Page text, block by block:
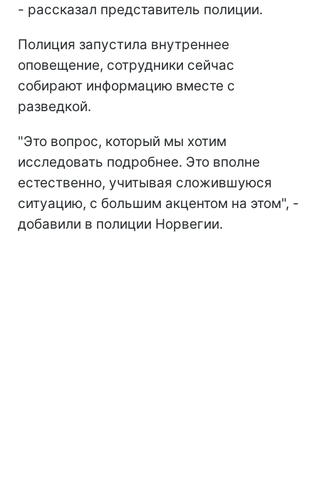
- рассказал представитель полиции.
Полиция запустила внутреннее
оповещение, сотрудники сейчас
собирают информацию вместе с
разведкой.
"Это вопрос, который мы хотим
исследовать подробнее. Это вполне
естественно, учитывая сложившуюся
ситуацию, с большим акцентом на этом", -
добавили в полиции Норвегии.